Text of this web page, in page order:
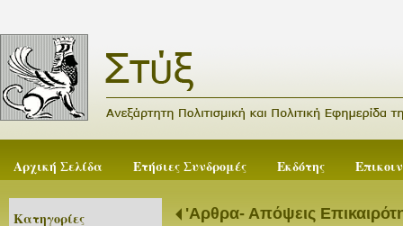
Αρχική Σελίδα Ετήσιες Συνδρομές Εκδότης
Κατηγορίες 'Αρθρα- Απόψεις